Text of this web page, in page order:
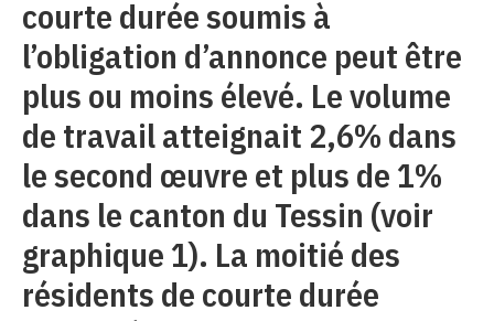
courte durée soumis à
l’obligation d’annonce peut être
plus ou moins élevé. Le volume
de travail atteignait 2,6% dans
le second œuvre et plus de 1%
dans le canton du Tessin (voir
graphique 1). La moitié des
résidents de courte durée